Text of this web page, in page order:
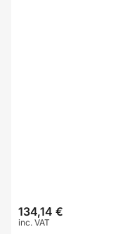
Prix
134,14 €
inc. VAT